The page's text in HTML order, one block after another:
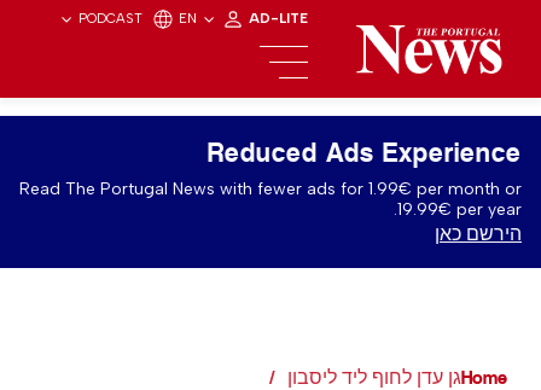
PODCAST EN AD-LITE
Reduced Ads Experience
Read The Portugal News with fewer ads for 1.99€ per month or
19.99€ per year.
הירשם כאן
Homeגן עדן לחוף ליד ליסבון